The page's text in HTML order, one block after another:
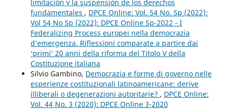
limitación y la suspensión de los derechos
fundamentales , DPCE Online: Vol. 54 No. Sp (2022):
Vol 54 No Sp (2022): DPCE Online Sp-2022 - I
Federalizing Process europei nella democrazia
d’emergenza. Riflessioni comparate a partire dai
‘primi’ 20 anni della riforma del Titolo V della
Costituzione italiana
Silvio Gambino, Democrazia e forme di governo nelle
esperienze costituzionali latinoamericane: derive
illiberali o degenerazioni autoritarie? , DPCE Online:
Vol. 44 No. 3 (2020): DPCE Online 3-2020